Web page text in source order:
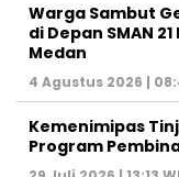
Warga Sambut
di Depan SMAN
Medan
4 Agustus 2026 |
Kemenimipas
Program